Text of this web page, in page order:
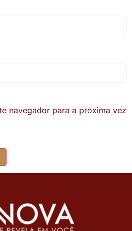
navegador para a próxima vez